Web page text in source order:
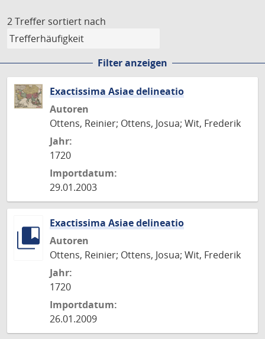
2 Treffer sortiert nach
Filter anzeigen
Exactissima Asiae delineatio
Autoren
Ottens, Reinier; Ottens, Josua; Wit, Frederik
Jahr:
1720
Importdatum:
29.01.2003
Exactissima Asiae delineatio
Autoren
Ottens, Reinier; Ottens, Josua; Wit, Frederik
Jahr:
1720
Importdatum:
26.01.2009